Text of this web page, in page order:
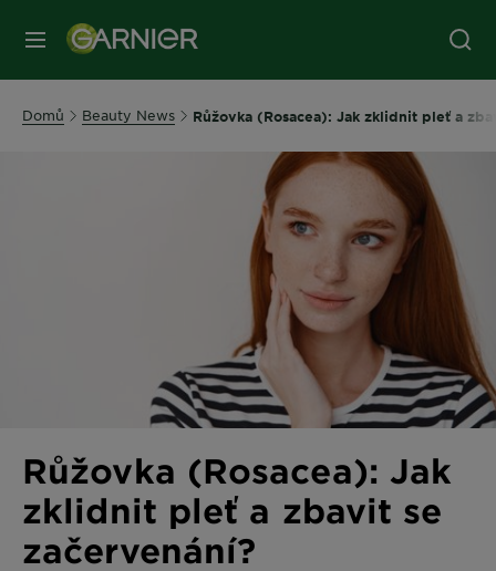
MENU
Domů Beauty News Růžovka (Rosacea): Jak zklidnit pleť a
Růžovka (Rosacea): Jak
zklidnit pleť a zbavit se
začervenání?